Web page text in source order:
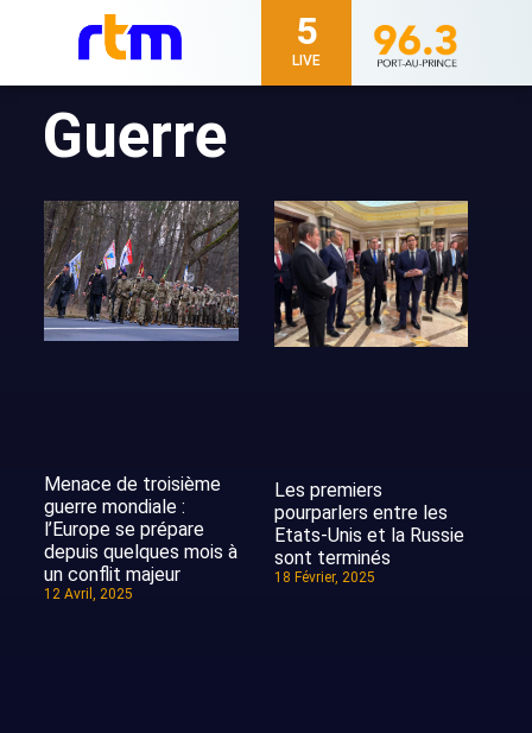
5
LIVE
Guerre
Menace de troisième
guerre mondiale :
l’Europe se prépare
depuis quelques mois à
un conflit majeur
12 Avril, 2025
Les premiers
pourparlers entre les
Etats-Unis et la Russie
sont terminés
18 Février, 2025